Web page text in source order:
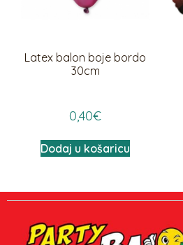
Latex balon boje bordo
30cm
0,40€
Dodaj u košaricu